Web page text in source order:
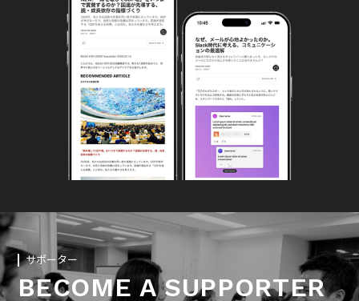
サポーター
BECOME A SUPPORTER